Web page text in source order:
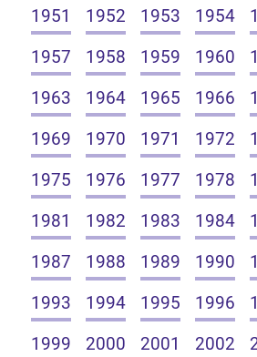
1951 1952 1953 1954
1957
1958 1959 1960
1963
1964 1965 1966
1969
1970 1971 1972
1975
1976 1977 1978
1981
1982 1983 1984
1987
1988 1989 1990
1993
1994 1995 1996
1999
2000 2001 2002